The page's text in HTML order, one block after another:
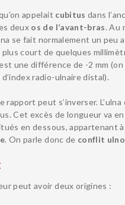
appelait cubitus dans
deux os de l’avant-bras. Au
se fait normalement un peu
plus court de quelques
une différence de -2 mm
d’index radio-ulnaire distal).
rapport peut s’inverser. L’ulna
Cet excès de longueur va
en dessous, appartenant
. On parle donc de conflit
peut avoir deux origines :